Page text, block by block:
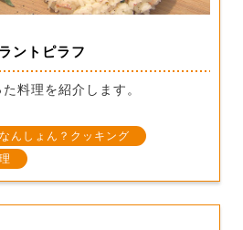
ントピラフ
料理を紹介します。
なんしょん？クッキング